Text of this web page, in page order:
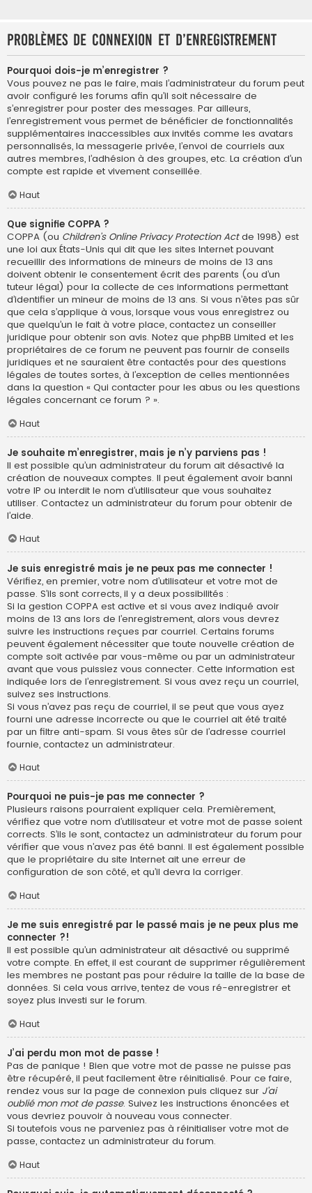
Problèmes de connexion et d’enregistrement
Pourquoi dois-je m’enregistrer ?
Vous pouvez ne pas le faire, mais l’administrateur du forum peut
avoir configuré les forums afin qu’il soit nécessaire de
s’enregistrer pour poster des messages. Par ailleurs,
l’enregistrement vous permet de bénéficier de fonctionnalités
supplémentaires inaccessibles aux invités comme les avatars
personnalisés, la messagerie privée, l’envoi de courriels aux
autres membres, l’adhésion à des groupes, etc. La création d’un
compte est rapide et vivement conseillée.
Haut
Que signifie COPPA ?
COPPA (ou Children’s Online Privacy Protection Actde 1998) est
une loi aux États-Unis qui dit que les sites Internet pouvant
recueillir des informations de mineurs de moins de 13 ans
doivent obtenir le consentement écrit des parents (ou d’un
tuteur légal) pour la collecte de ces informations permettant
d’identifier un mineur de moins de 13 ans. Si vous n’êtes pas sûr
que cela s’applique à vous, lorsque vous vous enregistrez ou
que quelqu’un le fait à votre place, contactez un conseiller
juridique pour obtenir son avis. Notez que phpBB Limited et les
propriétaires de ce forum ne peuvent pas fournir de conseils
juridiques et ne sauraient être contactés pour des questions
légales de toutes sortes, à l’exception de celles mentionnées
dans la question « Qui contacter pour les abus ou les questions
légales concernant ce forum ? ».
Haut
Je souhaite m’enregistrer, mais je n’y parviens pas !
Il est possible qu’un administrateur du forum ait désactivé la
création de nouveaux comptes. Il peut également avoir banni
votre IP ou interdit le nom d’utilisateur que vous souhaitez
utiliser. Contactez un administrateur du forum pour obtenir de
l’aide.
Haut
Je suis enregistré mais je ne peux pas me connecter !
Vérifiez, en premier, votre nom d’utilisateur et votre mot de
passe. S’ils sont corrects, il y a deux possibilités :
Si la gestion COPPA est active et si vous avez indiqué avoir
moins de 13 ans lors de l’enregistrement, alors vous devrez
suivre les instructions reçues par courriel. Certains forums
peuvent également nécessiter que toute nouvelle création de
compte soit activée par vous-même ou par un administrateur
avant que vous puissiez vous connecter. Cette information est
indiquée lors de l’enregistrement. Si vous avez reçu un courriel,
suivez ses instructions.
Si vous n’avez pas reçu de courriel, il se peut que vous ayez
fourni une adresse incorrecte ou que le courriel ait été traité
par un filtre anti-spam. Si vous êtes sûr de l’adresse courriel
fournie, contactez un administrateur.
Haut
Pourquoi ne puis-je pas me connecter ?
Plusieurs raisons pourraient expliquer cela. Premièrement,
vérifiez que votre nom d’utilisateur et votre mot de passe soient
corrects. S’ils le sont, contactez un administrateur du forum pour
vérifier que vous n’avez pas été banni. Il est également possible
que le propriétaire du site Internet ait une erreur de
configuration de son côté, et qu’il devra la corriger.
Haut
Je me suis enregistré par le passé mais je ne peux plus me
connecter ?!
Il est possible qu’un administrateur ait désactivé ou supprimé
votre compte. En effet, il est courant de supprimer régulièrement
les membres ne postant pas pour réduire la taille de la base de
données. Si cela vous arrive, tentez de vous ré-enregistrer et
soyez plus investi sur le forum.
Haut
J’ai perdu mon mot de passe !
Pas de panique ! Bien que votre mot de passe ne puisse pas
être récupéré, il peut facilement être réinitialisé. Pour ce faire,
rendez vous sur la page de connexion puis cliquez sur J’ai
oublié mon mot de passe. Suivez les instructions énoncées et
vous devriez pouvoir à nouveau vous connecter.
Si toutefois vous ne parveniez pas à réinitialiser votre mot de
passe, contactez un administrateur du forum.
Haut